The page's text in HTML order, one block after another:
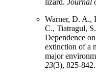
Warner, D. A.,
C., Tiatragul,
Dependence
extinction of a
major
23(3), 825-842.